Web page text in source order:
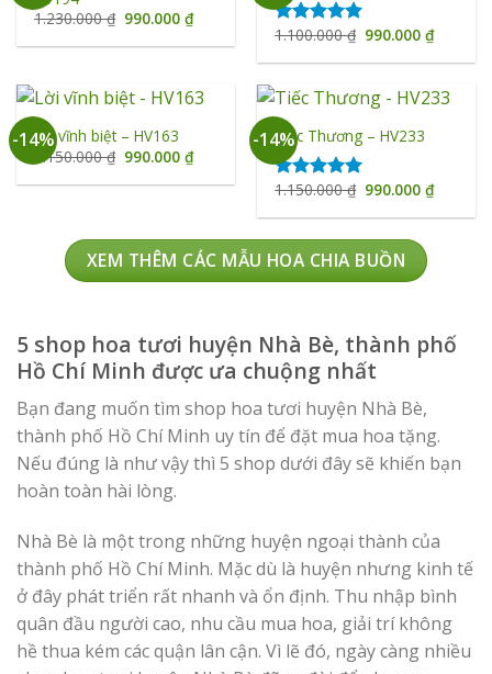
1.230.000₫ Giá
là:
990.000₫Giá
tại
Được xếp
1.100.000₫ Giá
gốc
là:
990.000₫Giá
tại
-14%Lời vĩnh biệt – HV163
1.150.000₫ Giá
gốc
là:
990.000₫Giá
tại
-14%Tiếc Thương – HV233
Được xếp
1.150.000₫ Giá
là:
990.000₫Giá
tại
XEM THÊM CÁC MẪU HOA CHIA BUỒN
5 shop hoa tươi huyện Nhà Bè, thành phố
Hồ Chí Minh được ưa chuộng nhất
Bạn đang muốn tìm shop hoa tươi huyện Nhà Bè,
thành phố Hồ Chí Minh uy tín để đặt mua hoa tặng.
Nếu đúng là như vậy thì 5 shop dưới đây sẽ khiến bạn
hoàn toàn hài lòng.
Nhà Bè là một trong những huyện ngoại thành của
thành phố Hồ Chí Minh. Mặc dù là huyện nhưng kinh tế
ở đây phát triển rất nhanh và ổn định. Thu nhập bình
quân đầu người cao, nhu cầu mua hoa, giải trí không
hề thua kém các quận lân cận. Vì lẽ đó, ngày càng nhiều